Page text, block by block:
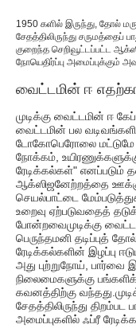
1950 களில் இருந்து, தோல்
சேதத்திலிருந்து சருமத்தைப்
குறைந்த செறிவூட்டப்பட்ட
நோயெதிர்ப்பு அமைப்புக்கும்
வைட்டமின் ஈ
முடிக்கு வைட்டமின் ஈ
வைட்டமின் பல
டோகோபெரோலை மட்டுமே
நோக்கம்,
ரேடிக்கல்கள்" எனப்படும்
ஆக்ஸிஜனேற்றத்தை
செயல்பாட்டை
உறைவு ஏற்படுவதைத்
போன்றவைமுடிக்கு
பெருந்தமனி தடிப்புத்
ரேடிக்கல்களின் இழப்பு
அது புற்றுநோய், பார்வை
நிலைமைகளுக்கு
கவனத்திற்கு வந்தது.
சேதத்திலிருந்து திறம்பட
அமைப்புகளில் ஃப்ரீ